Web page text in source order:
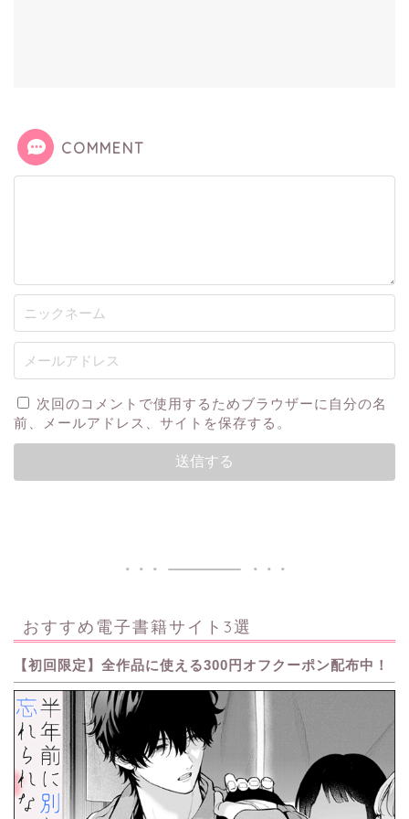
COMMENT
次回のコメントで使用するためブラウザーに自分の名
前、メールアドレス、サイトを保存する。
おすすめ電子書籍サイト3選
【初回限定】全作品に使える300円オフクーポン配布中！